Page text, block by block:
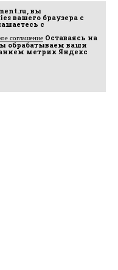
, вы
вашего браузера с
с
соглашение Оставаясь на
обрабатываем ваши
метрик Яндекс